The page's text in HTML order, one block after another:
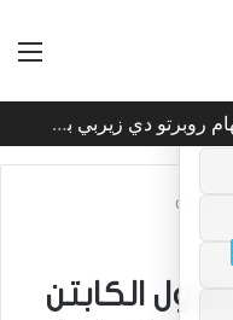
ساندرو تونالي: أقنعه مدرب توتنهام روبرتو دي زيربي بسرعة بالتوقيع
الرياضة
الكابتن